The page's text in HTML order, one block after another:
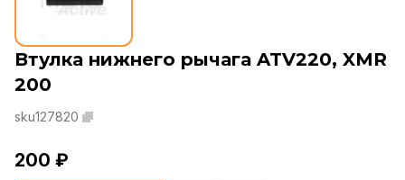
Втулка нижнего рычага ATV220, XMR
200
sku127820
200 ₽